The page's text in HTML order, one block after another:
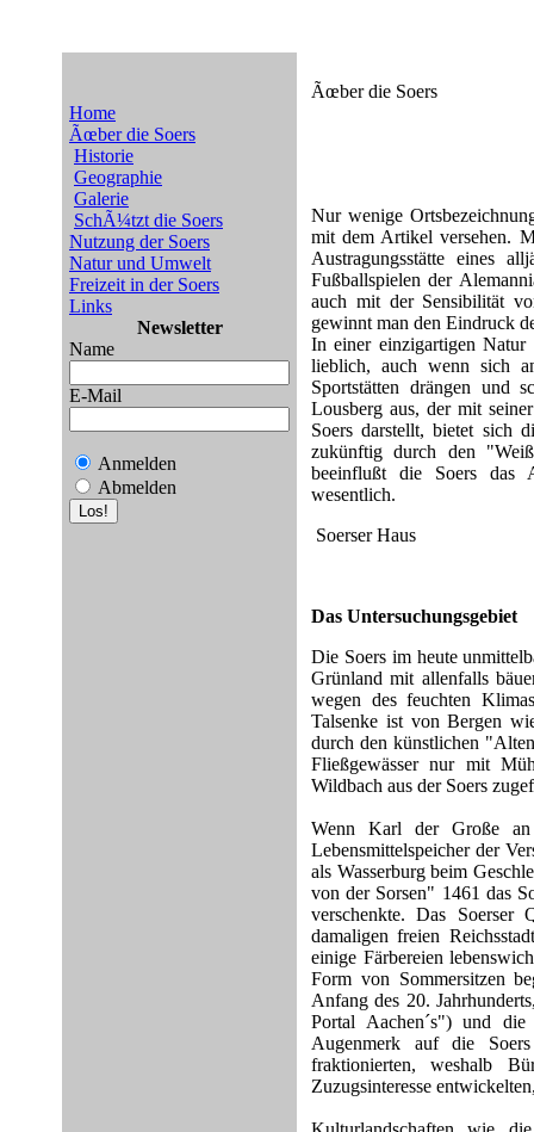
Home
Ãœber die Soers
Historie
Geographie
Galerie
SchÃ¼tzt die Soers
Nutzung der Soers
Natur und Umwelt
Freizeit in der Soers
Links
Newsletter
Name
E-Mail
Anmelden
Abmelden
Ãœber die Soers
Nur wenige
mit dem Artikel versehen.
Austragungsstätte eines
Fußballspielen der
auch mit der Sensibilität
gewinnt man den Eindruck
In einer einzigartigen Natur
lieblich, auch wenn sich
Sportstätten drängen und
Lousberg aus, der mit
Soers darstellt, bietet sich
zukünftig durch den
beeinflußt die Soers das
wesentlich.
Soerser Haus
Das Untersuchungsgebiet
Die Soers im heute
Grünland mit allenfalls
wegen des feuchten
Talsenke ist von Bergen
durch den künstlichen
Fließgewässer nur mit
Wildbach aus der Soers
Wenn Karl der Große
Lebensmittelspeicher der
als Wasserburg beim
von der Sorsen" 1461 das
verschenkte. Das Soerser
damaligen freien
einige Färbereien
Form von Sommersitzen
Anfang des 20.
Portal Aachen´s") und die
Augenmerk auf die
fraktionierten, weshalb
Zuzugsinteresse